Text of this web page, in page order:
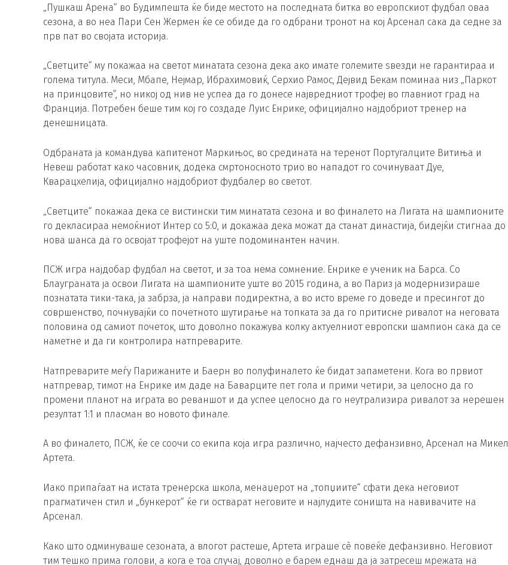
„Пушкаш Арена“ во Будимпешта ќе биде местото на последната битка во европскиот фудбал оваа
сезона, а во неа Пари Сен Жермен ќе се обиде да го одбрани тронот на кој Арсенал сака да седне за
прв пат во својата историја.
„Светците“ му покажаа на светот минатата сезона дека ако имате големите ѕвезди не гарантираа и
голема титула. Меси, Мбапе, Нејмар, Ибрахимовиќ, Серхио Рамос, Дејвид Бекам поминаа низ „Паркот
на принцовите“, но никој од нив не успеа да го донесе највредниот трофеј во главниот град на
Франција. Потребен беше тим кој го создаде Луис Енрике, официјално најдобриот тренер на
денешницата.
Одбраната ја командува капитенот Маркињос, во средината на теренот Португалците Витиња и
Невеш работат како часовник, додека смртоносното трио во нападот го сочинуваат Дуе,
Кварацхелија, официјално најдобриот фудбалер во светот.
„Светците“ покажаа дека се вистински тим минатата сезона и во финалето на Лигата на шампионите
го декласираа немоќниот Интер со 5:0, и докажаа дека можат да станат династија, бидејќи стигнаа до
нова шанса да го освојат трофејот на уште подоминантен начин.
ПСЖ игра најдобар фудбал на светот, и за тоа нема сомнение. Енрике е ученик на Барса. Со
Блауграната ја освои Лигата на шампионите уште во 2015 година, а во Париз ја модернизираше
познатата тики-така, ја забрза, ја направи подиректна, а во исто време го доведе и пресингот до
совршенство, почнувајќи со почетното шутирање на топката за да го притисне ривалот на неговата
половина од самиот почеток, што доволно покажува колку актуелниот европски шампион сака да се
наметне и да ги контролира натпреварите.
Натпреварите меѓу Парижаните и Баерн во полуфиналето ќе бидат запаметени. Кога во првиот
натпревар, тимот на Енрике им даде на Баварците пет гола и прими четири, за целосно да го
промени планот на играта во реваншот и да успее целосно да го неутрализира ривалот за нерешен
резултат 1:1 и пласман во новото финале.
А во финалето, ПСЖ, ќе се соочи со екипа која игра различно, најчесто дефанзивно, Арсенал на Микел
Артета.
Иако припаѓаат на истата тренерска школа, менаџерот на „топџиите“ сфати дека неговиот
прагматичен стил и „бункерот“ ќе ги остварат неговите и најлудите соништа на навивачите на
Арсенал.
Како што одминуваше сезоната, а влогот растеше, Артета играше сè повеќе дефанзивно. Неговиот
тим тешко прима голови, а кога е тоа случај, доволно е барем еднаш да ја затресеш мрежата на